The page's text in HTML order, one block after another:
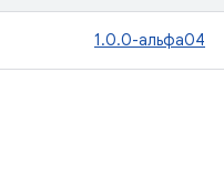
1.0.0-альфа04